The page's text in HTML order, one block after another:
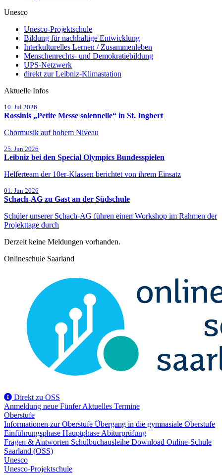
Unesco
Unesco-Projektschule
Bildung für nachhaltige Entwicklung
Interkulturelles Lernen / Zusammenleben
Menschenrechts- und Demokratiebildung
UPS-Netzwerk
direkt zur Leibniz-Klimastation
Aktuelle Infos
Beginn:
10. Jul 2026
Rossinis „Petite Messe solennelle“ in St. Ingbert
Chormusik auf hohem Niveau
Beginn:
25. Jun 2026
Leibniz bei den Special Olympics Bundesspielen
Helferteam der 10er-Klassen berichtet von ihrem Einsatz
Beginn:
01. Jun 2026
Schach-AG zu Gast an der Südschule
Schüler unserer Schach-AG führen einen Workshop im Rahmen der
Projekttage durch
Derzeit keine Meldungen vorhanden.
Onlineschule Saarland
Direkt zu OSS
Anmeldung neue FünferAktuelles Termine
Oberstufe
Informationen zur Oberstufe Übergang in die gymnasiale Oberstufe
Einführungsphase Hauptphase Abiturprüfung
Fragen & Antworten Schulbuchausleihe Download Online-Schule
Saarland (OSS)
Unesco
Unesco-Projektschule